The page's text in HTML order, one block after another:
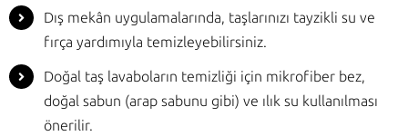
Dış mekân uygulamalarında, taşlarınızı tayzikli su ve
fırça yardımıyla temizleyebilirsiniz.
Doğal taş lavaboların temizliği için mikrofiber bez,
doğal sabun (arap sabunu gibi) ve ılık su kullanılması
önerilir.